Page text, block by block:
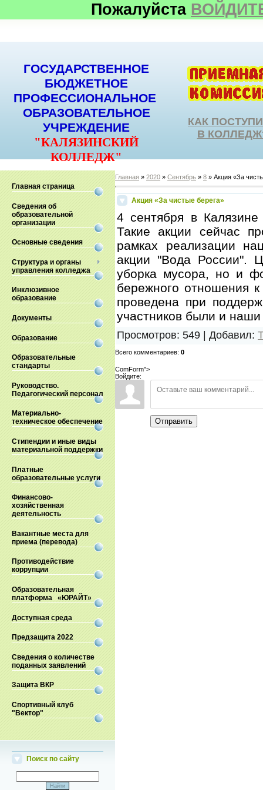
Пожалуйста
ГОСУДАРСТВЕННОЕ
БЮДЖЕТНОЕ
ПРОФЕССИОНАЛЬНОЕ
ОБРАЗОВАТЕЛЬНОЕ
УЧРЕЖДЕНИЕ
"КАЛЯЗИНСКИЙ
КОЛЛЕДЖ"
КАК
В
Главная страница
Сведения об
образовательной
организации
Основные сведения
Структура и органы
управления колледжа
Инклюзивное
образование
Документы
Образование
Образовательные
стандарты
Руководство.
Педагогический персонал
Материально-
техническое обеспечение
Стипендии и иные виды
материальной поддержки
Платные
образовательные услуги
Финансово-
хозяйственная
деятельность
Вакантные места для
приема (перевода)
Противодействие
коррупции
Образовательная
платформа «ЮРАЙТ»
Доступная среда
Предзащита 2022
Сведения о количестве
поданных заявлений
Защита ВКР
Спортивный клуб
"Вектор"
Поиск по сайту
Главная » 2020 » Сентябрь » 8 » Акция «За
Акция «За чистые берега»
4 сентября в
Такие акции сейчас
рамках реализации
акции "Вода России".
уборка мусора, но и
бережного отношения
проведена при
участников были и наши
Просмотров: 549 | Добавил:
Всего комментариев: 0
ComForm">
Войдите:
Отправить